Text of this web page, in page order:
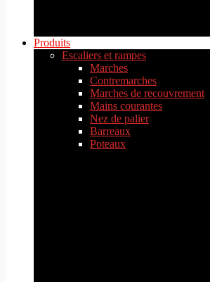
Produits
Escaliers et rampes
Marches
Contremarches
Marches de recouvrement
Mains courantes
Nez de palier
Barreaux
Poteaux